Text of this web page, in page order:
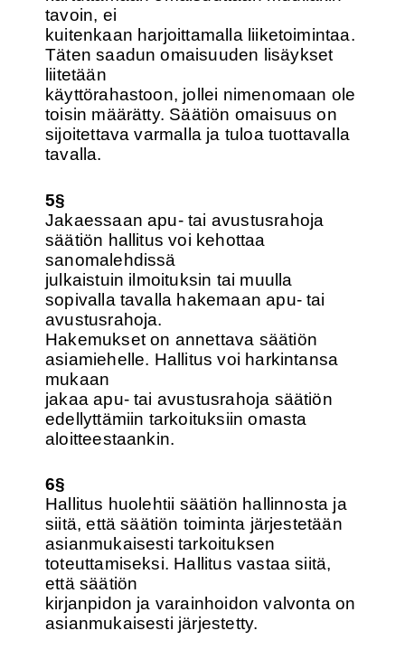
tavoin, ei
kuitenkaan harjoittamalla liiketoimintaa.
Täten saadun omaisuuden lisäykset
liitetään
käyttörahastoon, jollei nimenomaan ole
toisin määrätty. Säätiön omaisuus on
sijoitettava varmalla ja tuloa tuottavalla
tavalla.
5§
Jakaessaan apu- tai avustusrahoja
säätiön hallitus voi kehottaa
sanomalehdissä
julkaistuin ilmoituksin tai muulla
sopivalla tavalla hakemaan apu- tai
avustusrahoja.
Hakemukset on annettava säätiön
asiamiehelle. Hallitus voi harkintansa
mukaan
jakaa apu- tai avustusrahoja säätiön
edellyttämiin tarkoituksiin omasta
aloitteestaankin.
6§
Hallitus huolehtii säätiön hallinnosta ja
siitä, että säätiön toiminta järjestetään
asianmukaisesti tarkoituksen
toteuttamiseksi. Hallitus vastaa siitä,
että säätiön
kirjanpidon ja varainhoidon valvonta on
asianmukaisesti järjestetty.